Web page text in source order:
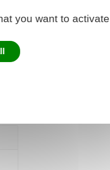
you want to activate